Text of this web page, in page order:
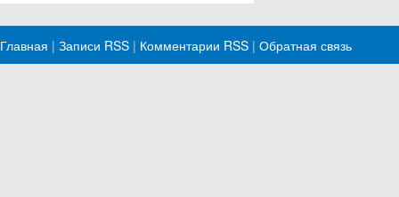
Главная | Записи RSS | Комментарии RSS | Обратная связь